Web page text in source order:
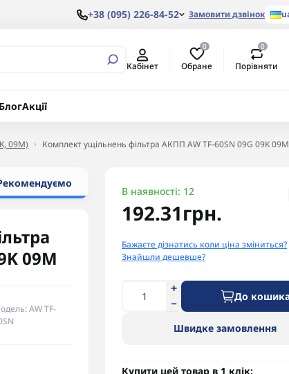
+38 (095) 226-84-52 Замовити дзвінок
Кабінет
0
Обране
0
Порівняти
БлогАкції
09M) Комплект ущільнень фільтра АКПП AW TF-60SN 09G 09K 09M
09M
AW TF-
В наявності: 12
192.31грн.
Бажаєте дізнатись коли ціна зміниться?
Знайшли дешевше?
До
Швидке замовлення
Купити цей товар в 1 клік: